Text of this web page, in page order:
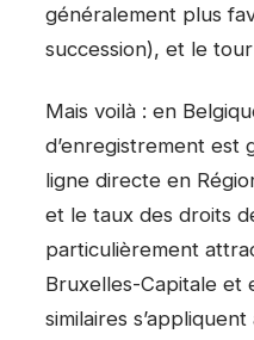
généralement plus
succession), et le
Mais voilà : en
d’enregistrement est
ligne directe en
et le taux des droits
particulièrement
Bruxelles-Capitale et
similaires